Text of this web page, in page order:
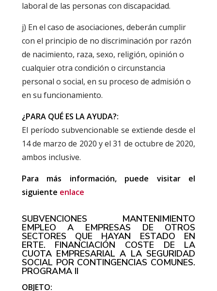
laboral de las personas con discapacidad.
j) En el caso de asociaciones, deberán cumplir
con el principio de no discriminación por razón
de nacimiento, raza, sexo, religión, opinión o
cualquier otra condición o circunstancia
personal o social, en su proceso de admisión o
en su funcionamiento.
¿PARA QUÉ ES LA AYUDA?:
El período subvencionable se extiende desde el
14 de marzo de 2020 y el 31 de octubre de 2020,
ambos inclusive.
Para más información, puede visitar el
siguiente enlace
SUBVENCIONES MANTENIMIENTO
EMPLEO A EMPRESAS DE OTROS
SECTORES QUE HAYAN ESTADO EN
ERTE. FINANCIACIÓN COSTE DE LA
CUOTA EMPRESARIAL A LA SEGURIDAD
SOCIAL POR CONTINGENCIAS COMUNES.
PROGRAMA II
OBJETO: